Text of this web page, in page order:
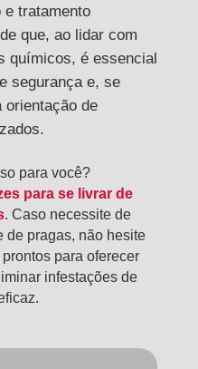
tratamento
que, ao lidar com
químicos, é essencial
segurança e, se
orientação de
para você?
para se livrar de
. Caso necessite de
de pragas, não hesite
para oferecer
infestações de